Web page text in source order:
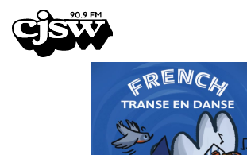
CJSW
PROGRAMS